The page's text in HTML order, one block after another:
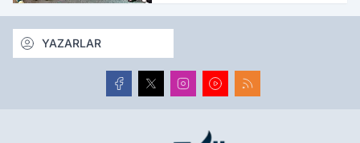
YAZARLAR